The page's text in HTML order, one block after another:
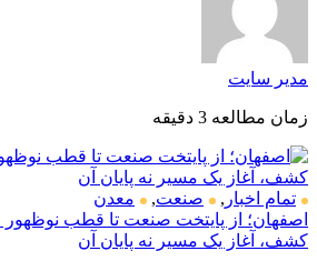
مدیر سایت
زمان مطالعه 3 دقیقه
تمام اخبار , صنعت,
معدن
اصفهان؛ از پایتخت صنعت تا قطب
کشف، آغاز یک مسیر نه پایان آن